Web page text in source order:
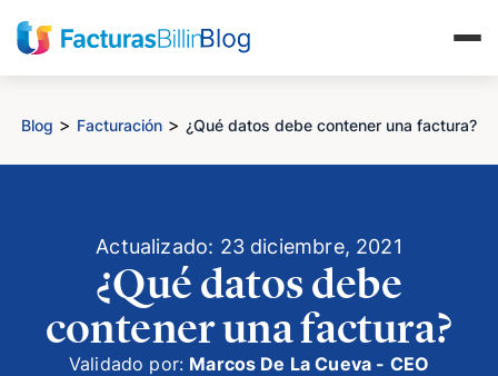
Blog > Facturación > ¿Qué datos debe contener una factura?
Actualizado: 23 diciembre, 2021
¿Qué datos debe
contener una factura?
Validado por: Marcos De La Cueva - CEO